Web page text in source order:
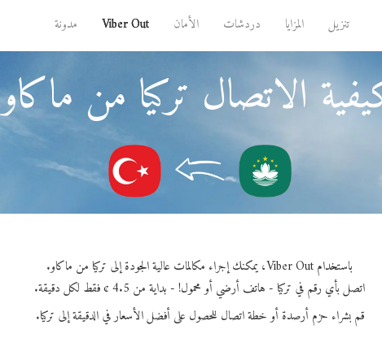
تنزيل المزايا دردشات الأمان Viber Out مدونة
الاتصال تركيا من ماكاو
باستخدام Viber Out، يمكنك إجراء مكالمات عالية الجودة إلى تركيا من ماكاو.
اتصل بأي رقم في تركيا - هاتف أرضي أو محمول! - بداية من 4.5 ¢ فقط لكل دقيقة.
قم بشراء حزم أرصدة أو خطة اتصال للحصول على أفضل الأسعار في الدقيقة إلى تركيا.